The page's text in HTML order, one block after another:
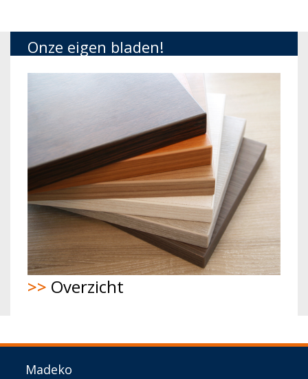
Onze eigen bladen!
>> Overzicht
Madeko